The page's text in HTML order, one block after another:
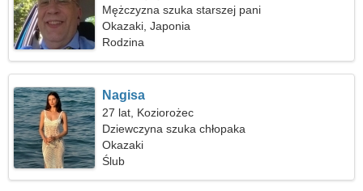
Mężczyzna szuka starszej pani
Okazaki, Japonia
Rodzina
Nagisa
27 lat, Koziorożec
Dziewczyna szuka chłopaka
Okazaki
Ślub